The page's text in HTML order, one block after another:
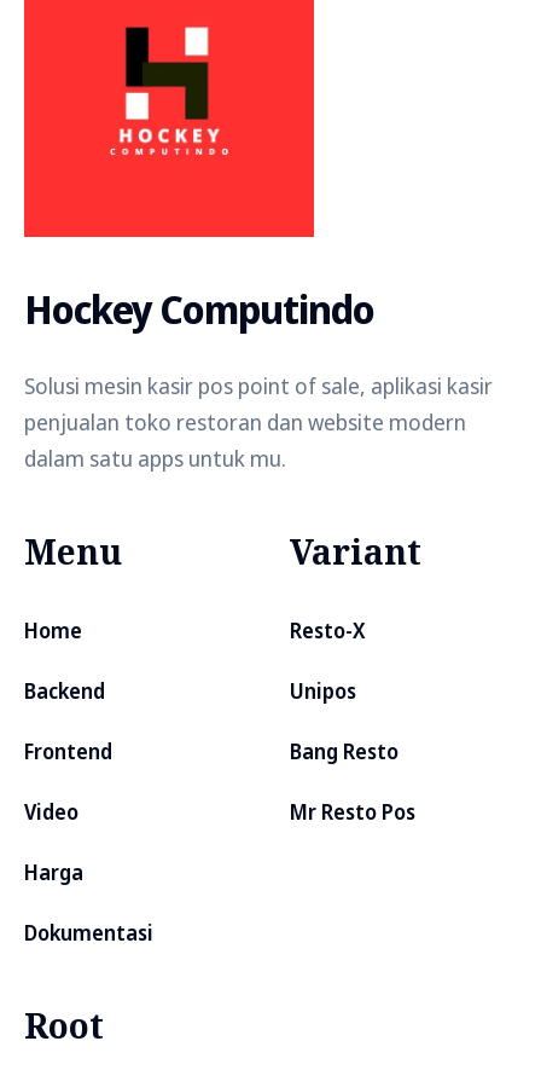
Hockey Computindo
Solusi mesin kasir pos point of sale, aplikasi kasir
penjualan toko restoran dan website modern
dalam satu apps untuk mu.
Menu
Home
Backend
Frontend
Video
Harga
Dokumentasi
Variant
Resto-X
Unipos
Bang Resto
Mr Resto Pos
Root